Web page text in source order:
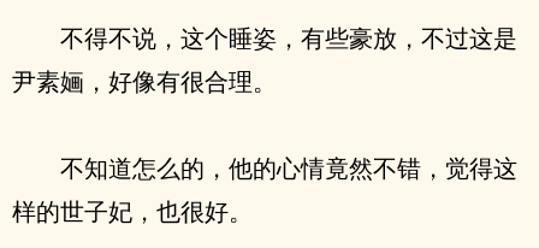
不得不说，这个睡姿，有些豪放，不过这是
尹素婳，好像有很合理。
不知道怎么的，他的心情竟然不错，觉得这
样的世子妃，也很好。